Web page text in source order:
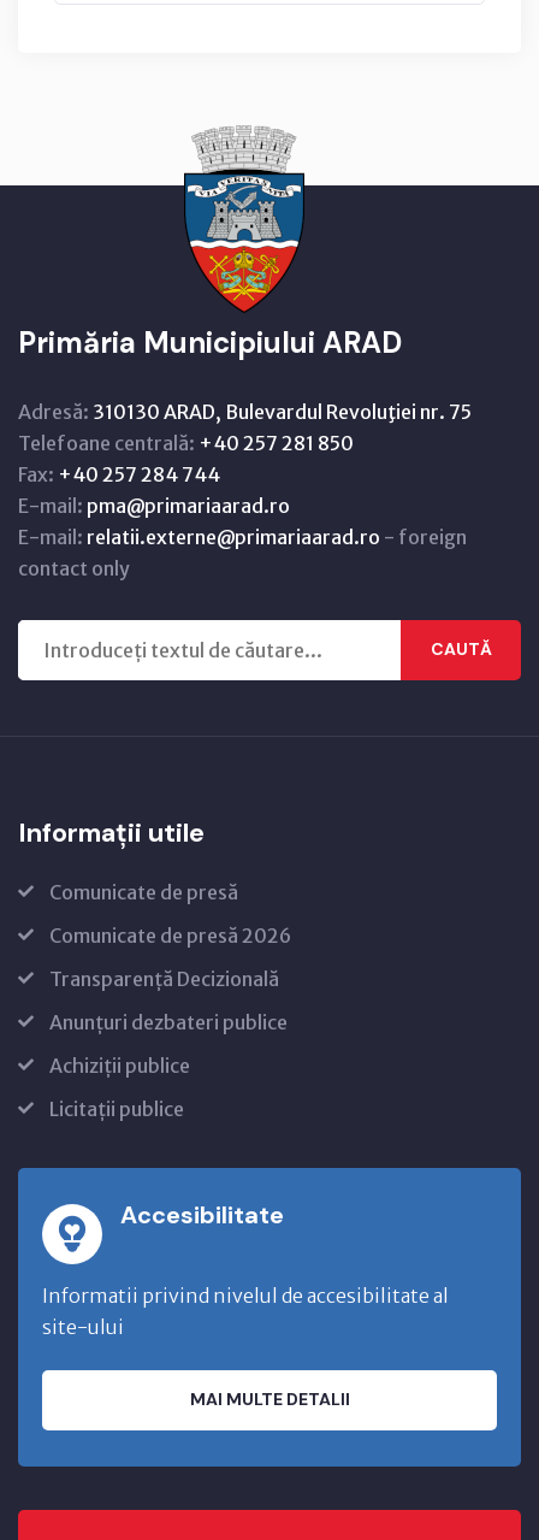
Primăria Municipiului ARAD
Adresă: 310130 ARAD, Bulevardul Revoluţiei nr. 75
Telefoane centrală: +40 257 281 850
Fax: +40 257 284 744
E-mail: pma@primariaarad.ro
E-mail: relatii.externe@primariaarad.ro - foreign
contact only
CAUTĂ
Informații utile
Comunicate de presă
Comunicate de presă 2026
Transparență Decizională
Anunțuri dezbateri publice
Achiziții publice
Licitații publice
Accesibilitate
Informatii privind nivelul de accesibilitate al
site-ului
MAI MULTE DETALII